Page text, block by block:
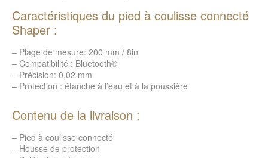
Caractéristiques du pied à coulisse connecté
Shaper :
– Plage de mesure: 200 mm / 8in
– Compatibilité : Bluetooth®
– Précision: 0,02 mm
– Protection : étanche à l’eau et à la poussière
Contenu de la livraison :
– Pied à coulisse connecté
– Housse de protection